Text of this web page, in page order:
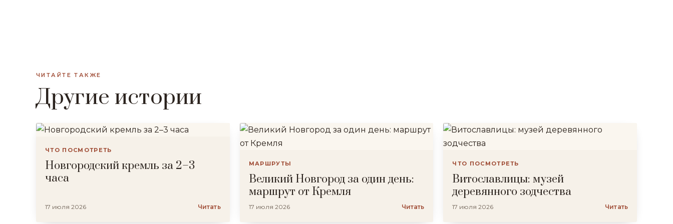
ЧИТАЙТЕ ТАКЖЕ
Другие истории
ЧТО ПОСМОТРЕТЬ
Новгородский кремль за 2–3
часа
17 июля 2026 Читать
МАРШРУТЫ
Великий Новгород за один день:
маршрут от Кремля
17 июля 2026 Читать
ЧТО ПОСМОТРЕТЬ
Витославлицы: музей
деревянного зодчества
17 июля 2026 Читать